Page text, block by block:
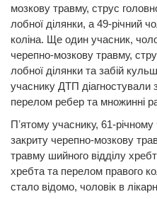
мозкову травму, струс
лобної ділянки, а 49-річний
коліна. Ще один учасник,
черепно-мозкову травму,
лобної ділянки та забій
учаснику ДТП діагностували
перелом ребер та множинні
Пʼятому учаснику, 61-річному
закриту черепно-мозкову
травму шийного відділу
хребта та перелом правого
стало відомо, чоловік в